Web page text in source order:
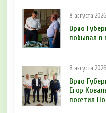
8 августа
Врио
побывал в
8 августа
Врио
Егор
посетил